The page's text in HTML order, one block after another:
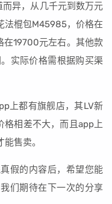
异，从几千元到数万元
法棍包M45985，价格在
在19700元左右。其他款
实际价格需根据购买渠
上都有旗舰店，其LV新
格相差不大，而且app上
售卖。
假的内容后，希望您能
们期待在下一次的分享